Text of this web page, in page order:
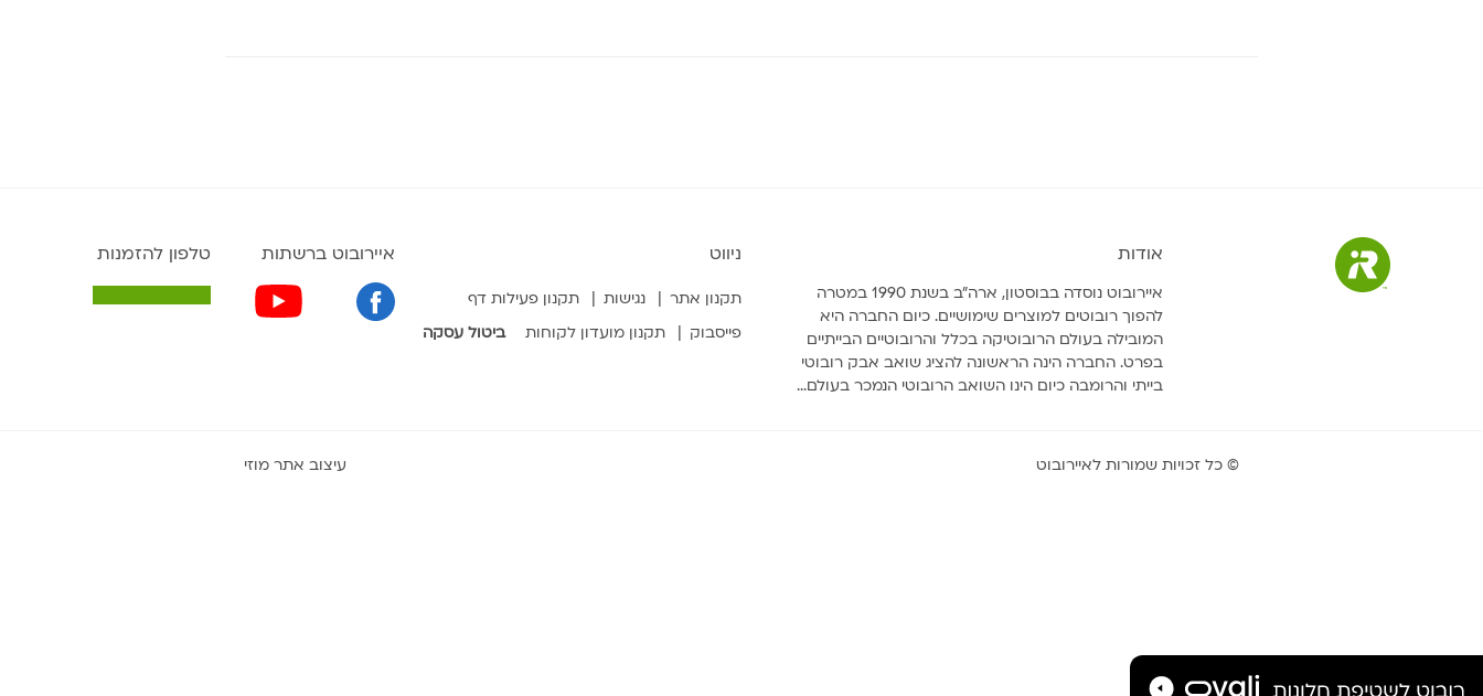
אודות
איירובוט נוסדה בבוסטון, ארה״ב בשנת 1990 במטרה
להפוך רובוטים למוצרים שימושיים. כיום החברה היא
המובילה בעולם הרובוטיקה בכלל והרובוטיים הבייתיים
בפרט. החברה הינה הראשונה להציג שואב אבק רובוטי
בייתי והרומבה כיום הינו השואב הרובוטי הנמכר בעולם...
ניווט
תקנון אתר נגישות
תקנון פעילות דף
פייסבוק
תקנון מועדון לקוחות ביטול עסקה
איירובוט ברשתות טלפון להזמנות
© כל זכויות שמורות לאיירובוט עיצוב אתר מוזי